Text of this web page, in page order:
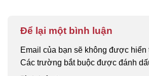
Để lại một bình luận
Email của bạn sẽ không được hiển
Các trường bắt buộc được đánh